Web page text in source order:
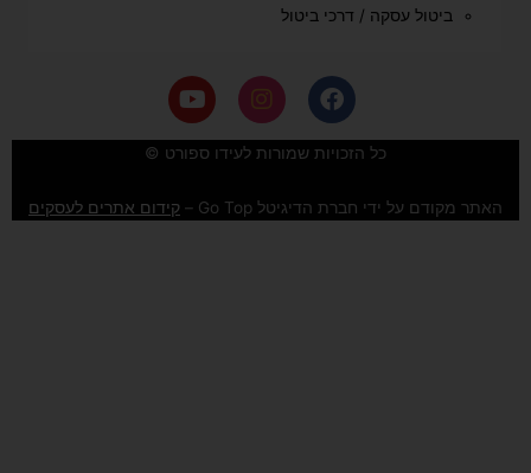
ביטול עסקה / דרכי ביטול
F
a
c
e
o
o
I
n
s
t
g
r
Y
o
u
t
b
e
כל הזכויות שמורות לעידו ספורט ©
האתר מקודם על ידי חברת הדיגיטל Go Top – קידום אתרים לעסקים